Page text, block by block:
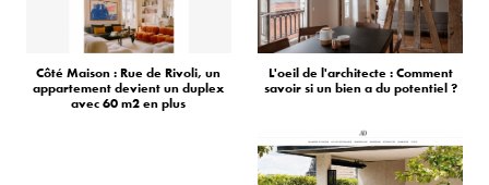
Côté Maison : Rue de Rivoli, un
appartement devient un duplex
avec 60 m2 en plus
L'oeil de l'architecte : Comment
savoir si un bien a du potentiel ?